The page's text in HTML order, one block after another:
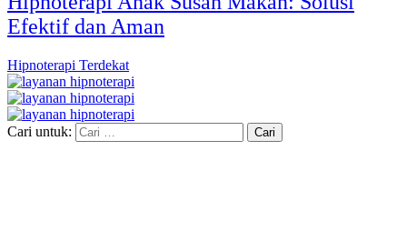
Efektif dan Aman
Hipnoterapi Terdekat
Cari untuk: